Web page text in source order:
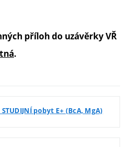
příloh do uzávěrky VŘ
.
pobyt E+ (BcA, MgA)